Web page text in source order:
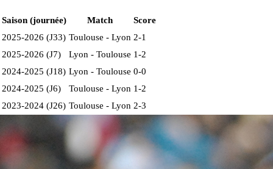
Saison (journée) Match
Score
2025-2026 (J33) Toulouse - Lyon 2-1
2025-2026 (J7)
Lyon - Toulouse 1-2
2024-2025 (J18) Lyon - Toulouse 0-0
2024-2025 (J6)
Toulouse - Lyon 1-2
2023-2024 (J26) Toulouse - Lyon 2-3